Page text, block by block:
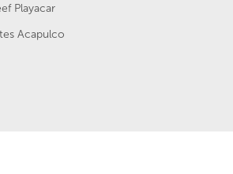
Playacar
Acapulco